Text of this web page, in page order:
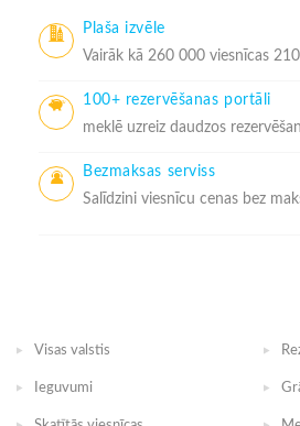
Plaša izvēle
Vairāk kā 260 000 viesnīcas
100+ rezervēšanas portāli
meklē uzreiz daudzos
Bezmaksas serviss
Salīdzini viesnīcu cenas bez
Visas valstis
Ieguvumi